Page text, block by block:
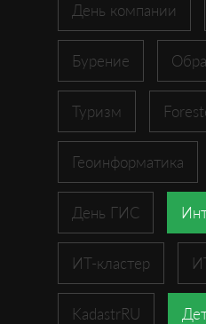
День компании
Бурение
Туризм
Геоинформатика
День ГИС
ИТ-кластер
KadastrRU